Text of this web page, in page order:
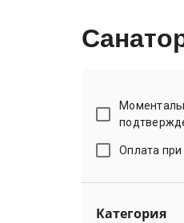
Оплата при
Категория